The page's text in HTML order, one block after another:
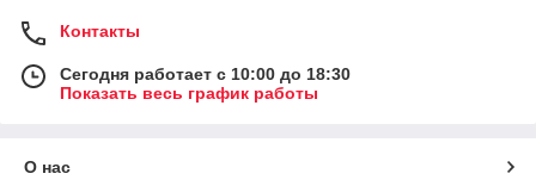
Контакты
Сегодня работает с 10:00 до 18:30
Показать весь график работы
О нас